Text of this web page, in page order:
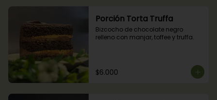
Porción Torta Truffa
Bizcocho de chocolate negro
relleno con manjar, toffee y truffa.
$6.000